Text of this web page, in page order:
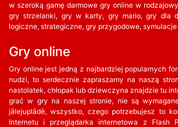
w szeroką gamę darmowe gry online w
gry strzelanki, gry w karty, gry mario, gry dla
logiczne, strategiczne, gry przygodowe,
Gry online
Gry online jest jedną z najbardziej popularnych
nudzi, to serdecznie zapraszamy na naszą
nastolatek, chłopak lub dziewczyna znajdzie tu
grać w gry na naszej stronie, nie są
jālejuplādē, wszystko, czego potrzebujesz to
Internetu i przeglądarka internetowa z Flash